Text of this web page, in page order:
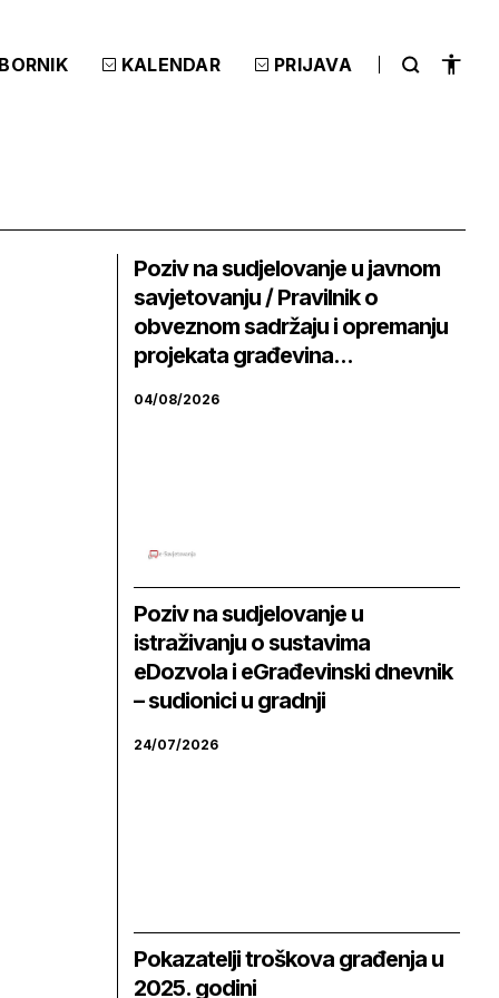
KALENDAR PRIJAVA
Poziv na sudjelovanje u javnom
savjetovanju / Pravilnik o
obveznom sadržaju i opremanju
projekata građevina...
04/08/2026
Poziv na sudjelovanje u
istraživanju o sustavima
eDozvola i eGrađevinski dnevnik
– sudionici u gradnji
24/07/2026
Pokazatelji troškova građenja u
2025. godini